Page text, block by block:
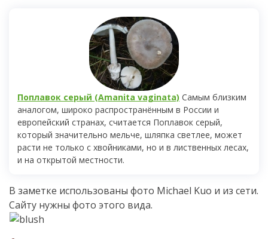
Поплавок серый (Amanita vaginata) Самым близким
аналогом, широко распространённым в России и
европейский странах, считается Поплавок серый,
который значительно мельче, шляпка светлее, может
расти не только с хвойниками, но и в лиственных лесах,
и на открытой местности.
В заметке использованы фото Michael Kuo и из сети.
Сайту нужны фото этого вида.